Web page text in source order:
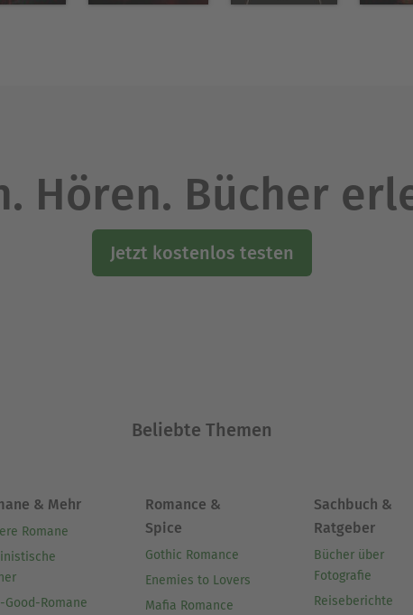
singend aus eigener Kraft, mit meinen Flügeln
dieser Klang, dieser Duft, die ... Da hört das
auf.
sich nicht, denn Hummel ist Hummel ist Hummel.
Hören. Bücher
Jetzt kostenlos testen
Beliebte Themen
& Mehr
Romane
Good-Romane
Romance &
Spice
Gothic Romance
Enemies to Lovers
Mafia Romance
Sachbuch &
Ratgeber
Bücher über
Fotografie
Reiseberichte